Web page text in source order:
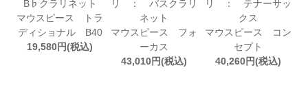
B♭クラリネット
マウスピース トラ
ディショナル B40
19,580円(税込)
リ ： バスクラリ
ネット
マウスピース フォ
ーカス
43,010円(税込)
リ ： テナーサッ
クス
マウスピース コン
セプト
40,260円(税込)